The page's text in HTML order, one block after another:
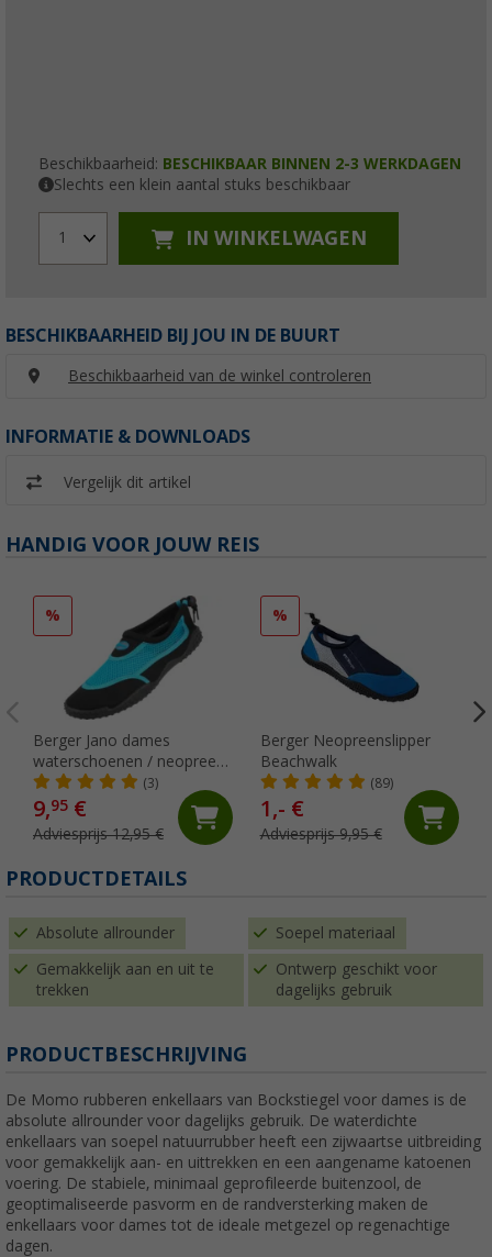
Beschikbaarheid: BESCHIKBAAR BINNEN 2-3 WERKDAGEN
Slechts een klein aantal stuks beschikbaar
1 IN WINKELWAGEN
BESCHIKBAARHEID BIJ JOU IN DE BUURT
Beschikbaarheid van de winkel controleren
INFORMATIE & DOWNLOADS
Vergelijk dit artikel
HANDIG VOOR JOUW REIS
%
Berger Jano dames
waterschoenen / neopreen
schoenen
(3)
9,95 €
Adviesprijs 12,95 €
%
Berger Neopreenslipper
Beachwalk
(89)
1,- €
Adviesprijs 9,95 €
PRODUCTDETAILS
Absolute allrounder Soepel materiaal
Gemakkelijk aan en uit te
trekken
Ontwerp geschikt voor
dagelijks gebruik
PRODUCTBESCHRIJVING
De Momo rubberen enkellaars van Bockstiegel voor dames is de
absolute allrounder voor dagelijks gebruik. De waterdichte
enkellaars van soepel natuurrubber heeft een zijwaartse uitbreiding
voor gemakkelijk aan- en uittrekken en een aangename katoenen
voering. De stabiele, minimaal geprofileerde buitenzool, de
geoptimaliseerde pasvorm en de randversterking maken de
enkellaars voor dames tot de ideale metgezel op regenachtige
dagen.